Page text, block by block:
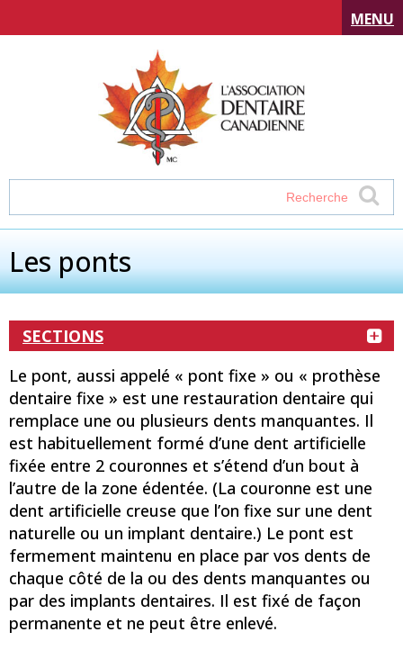
MENU
Les ponts
SECTIONS
Le pont, aussi appelé « pont fixe » ou « prothèse
dentaire fixe » est une restauration dentaire qui
remplace une ou plusieurs dents manquantes. Il
est habituellement formé d’une dent artificielle
fixée entre 2 couronnes et s’étend d’un bout à
l’autre de la zone édentée. (La couronne est une
dent artificielle creuse que l’on fixe sur une dent
naturelle ou un implant dentaire.) Le pont est
fermement maintenu en place par vos dents de
chaque côté de la ou des dents manquantes ou
par des implants dentaires. Il est fixé de façon
permanente et ne peut être enlevé.